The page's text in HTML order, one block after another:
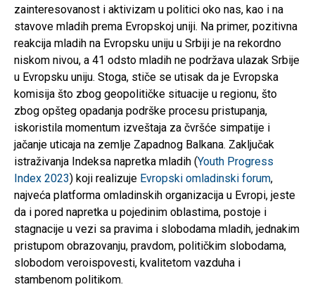
zainteresovanost i aktivizam u politici oko nas, kao i na
stavove mladih prema Evropskoj uniji. Na primer, pozitivna
reakcija mladih na Evropsku uniju u Srbiji je na rekordno
niskom nivou, a 41 odsto mladih ne podržava ulazak Srbije
u Evropsku uniju. Stoga, stiče se utisak da je Evropska
komisija što zbog geopolitičke situacije u regionu, što
zbog opšteg opadanja podrške procesu pristupanja,
iskoristila momentum izveštaja za čvršće simpatije i
jačanje uticaja na zemlje Zapadnog Balkana. Zaključak
istraživanja Indeksa napretka mladih (Youth Progress
Index 2023) koji realizuje Evropski omladinski forum,
najveća platforma omladinskih organizacija u Evropi, jeste
da i pored napretka u pojedinim oblastima, postoje i
stagnacije u vezi sa pravima i slobodama mladih, jednakim
pristupom obrazovanju, pravdom, političkim slobodama,
slobodom veroispovesti, kvalitetom vazduha i
stambenom politikom.